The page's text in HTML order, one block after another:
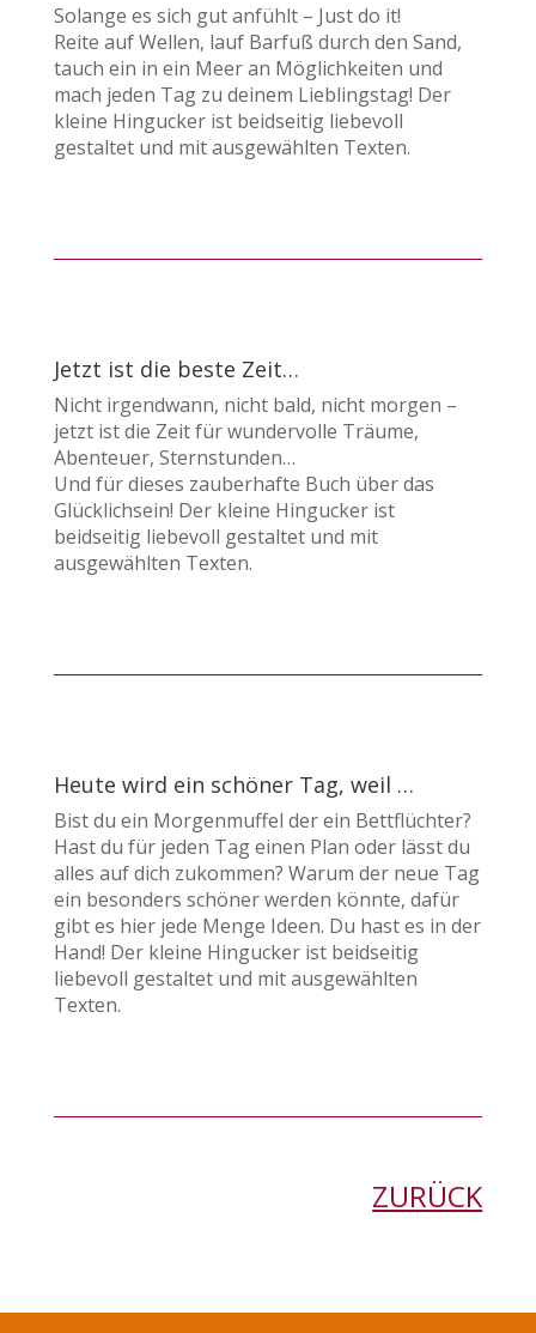
Solange es sich gut anfühlt – Just do it!
Reite auf Wellen, lauf Barfuß durch den Sand,
tauch ein in ein Meer an Möglichkeiten und
mach jeden Tag zu deinem Lieblingstag! Der
kleine Hingucker ist beidseitig liebevoll
gestaltet und mit ausgewählten Texten.
Jetzt ist die beste Zeit…
Nicht irgendwann, nicht bald, nicht morgen –
jetzt ist die Zeit für wundervolle Träume,
Abenteuer, Sternstunden…
Und für dieses zauberhafte Buch über das
Glücklichsein! Der kleine Hingucker ist
beidseitig liebevoll gestaltet und mit
ausgewählten Texten.
Heute wird ein schöner Tag, weil …
Bist du ein Morgenmuffel der ein Bettflüchter?
Hast du für jeden Tag einen Plan oder lässt du
alles auf dich zukommen? Warum der neue Tag
ein besonders schöner werden könnte, dafür
gibt es hier jede Menge Ideen. Du hast es in der
Hand! Der kleine Hingucker ist beidseitig
liebevoll gestaltet und mit ausgewählten
Texten.
ZURÜCK